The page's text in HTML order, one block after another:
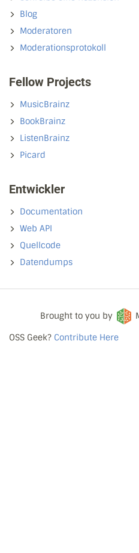
Blog
Moderatoren
Moderationsprotokoll
Fellow Projects
MusicBrainz
BookBrainz
ListenBrainz
Picard
Entwickler
Documentation
Web API
Quellcode
Datendumps
OSS Geek? Contribute Here
Brought to you by